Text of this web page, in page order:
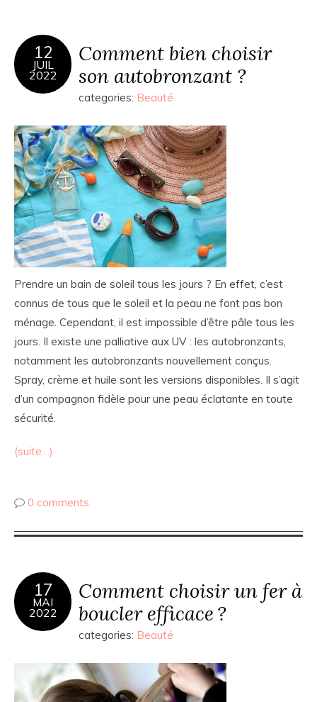
12
JUIL
2022
Comment bien choisir
son autobronzant ?
categories: Beauté
Prendre un bain de soleil tous les jours ? En effet, c’est
connus de tous que le soleil et la peau ne font pas bon
ménage. Cependant, il est impossible d’être pâle tous les
jours. Il existe une palliative aux UV : les autobronzants,
notamment les autobronzants nouvellement conçus.
Spray, crème et huile sont les versions disponibles. Il s’agit
d’un compagnon fidèle pour une peau éclatante en toute
sécurité.
(suite…)
0 comments
17
MAI
2022
Comment choisir un fer à
boucler efficace ?
categories: Beauté